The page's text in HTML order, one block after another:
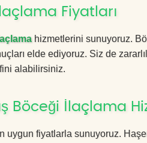
Fiyatları
hizmetlerini sunuyoruz.
elde ediyoruz. Siz de
alabilirsiniz.
Böceği İlaçlama
fiyatlarla sunuyoruz.